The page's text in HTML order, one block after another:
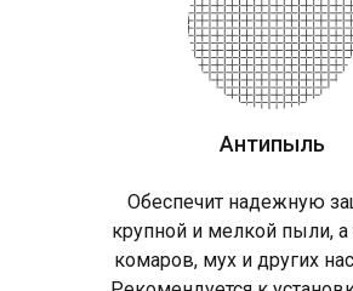
Антипыль
Обеспечит надежную
крупной и мелкой пыли, а
комаров, мух и других